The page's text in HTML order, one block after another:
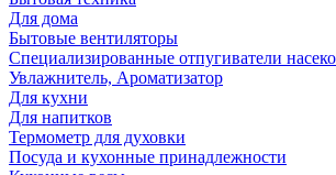
Для дома
Бытовые вентиляторы
Специализированные отпугиватели
Увлажнитель, Ароматизатор
Для кухни
Для напитков
Термометр для духовки
Посуда и кухонные принадлежности